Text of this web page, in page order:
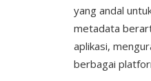
yang andal
metadata
aplikasi,
berbagai